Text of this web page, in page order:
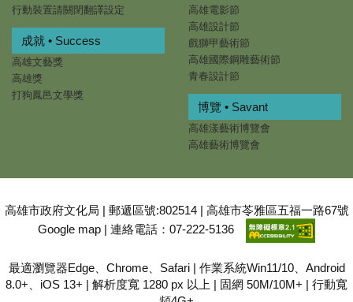
行動裝置請關閉翻譯設定
高雄電影節
高雄設計節
戲獅甲藝術節
高雄國際鋼雕藝術節
青春設計節
成就 • Success
高雄文藝獎
高雄獎
打狗鳳邑文學獎
博覽 • Savant
高雄漾藝術博覽會
高雄藝術博覽會
高雄市政府文化局 | 郵遞區號:802514 | 高雄市苓雅區五福一路67號
Google map | 連絡電話：07-222-5136
最適瀏覽器Edge、Chrome、Safari | 作業系統Win11/10、Android
8.0+、iOS 13+ | 解析度寬 1280 px 以上 | 固網 50M/10M+ | 行動寬